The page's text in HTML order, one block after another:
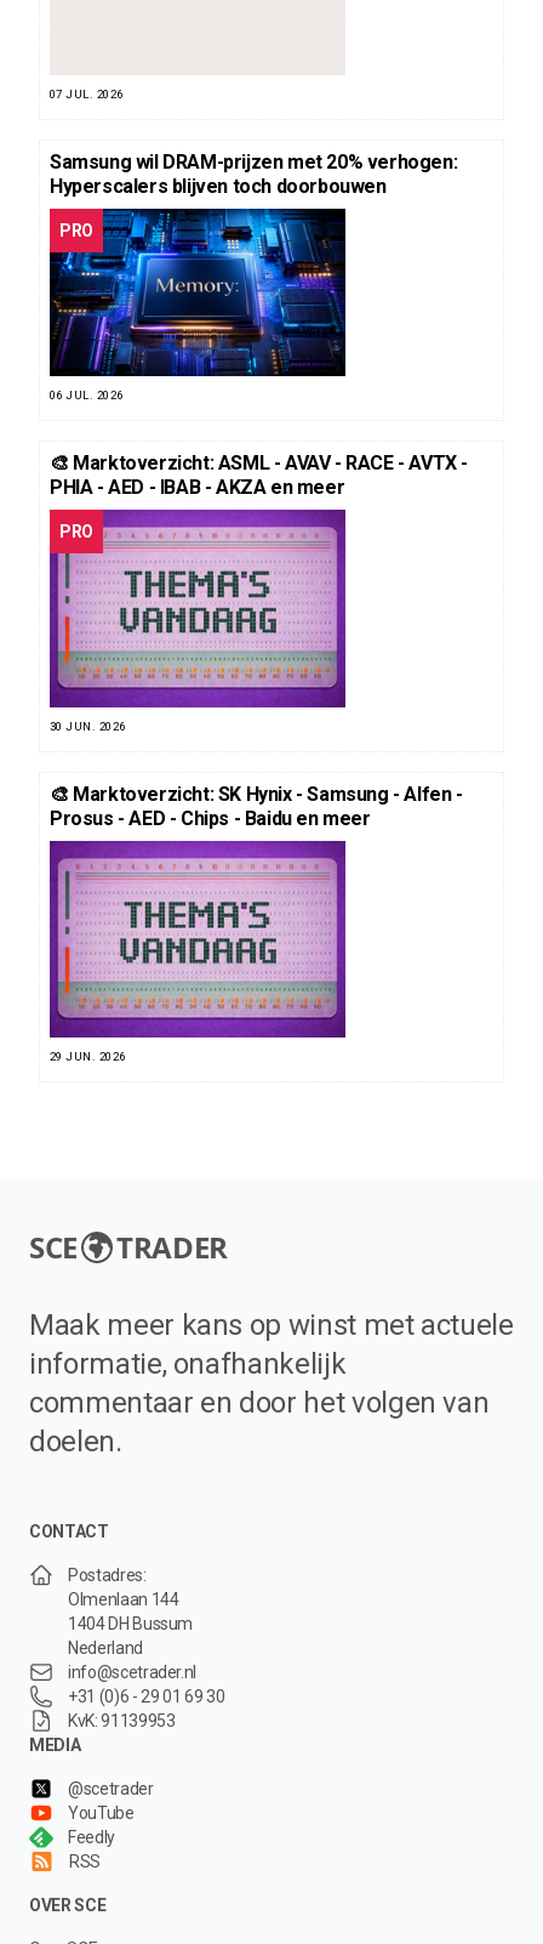
07 JUL. 2026
Samsung wil DRAM-prijzen met 20% verhogen:
Hyperscalers blijven toch doorbouwen
PRO
06 JUL. 2026
🎨 Marktoverzicht: ASML - AVAV - RACE - AVTX -
PHIA - AED - IBAB - AKZA en meer
PRO
30 JUN. 2026
🎨 Marktoverzicht: SK Hynix - Samsung - Alfen -
Prosus - AED - Chips - Baidu en meer
29 JUN. 2026
SCE TRADER
Maak meer kans op winst met actuele
informatie, onafhankelijk
commentaar en door het volgen van
doelen.
CONTACT
Postadres:
Olmenlaan 144
1404 DH Bussum
Nederland
info@scetrader.nl
+31 (0)6 - 29 01 69 30
KvK: 91139953
MEDIA
@scetrader
YouTube
Feedly
RSS
OVER SCE